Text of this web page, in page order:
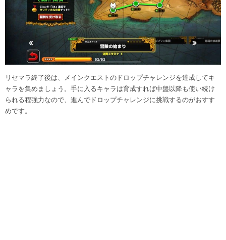
リセマラ終了後は、メインクエストのドロップチャレンジを達成してキ
ャラを集めましょう。手に入るキャラは育成すれば中盤以降も使い続け
られる程強力なので、進んでドロップチャレンジに挑戦するのがおすす
めです。